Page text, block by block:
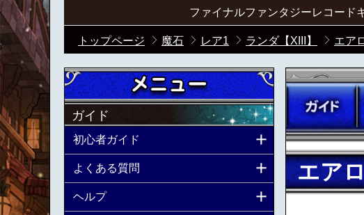
ファイナルファンタジーレコード
トップページ 魔石 レア1 ランダ【XIII】 エア
エア
ガイド
初心者ガイド
よくある質問
ヘルプ